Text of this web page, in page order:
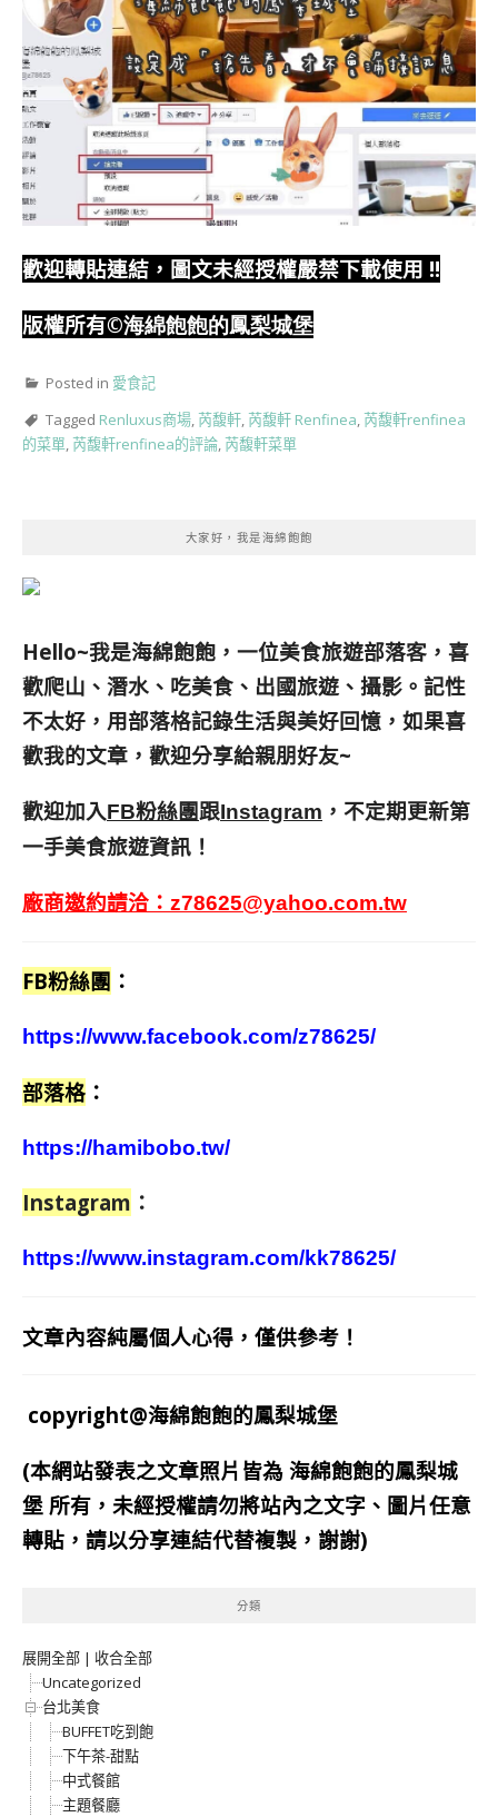
歡迎轉貼連結，圖文未經授權嚴禁下載使用 !!
版權所有©海綿飽飽的鳳梨城堡
Posted in 愛食記
Tagged Renluxus商場,芮馥軒,芮馥軒 Renfinea,芮馥軒renfinea
的菜單,芮馥軒renfinea的評論,芮馥軒菜單
大家好，我是海綿飽飽
Hello~我是海綿飽飽，一位美食旅遊部落客， 喜
歡爬山、潛水、吃美食、出國旅遊、攝影。 記性
不太好，用部落格記錄生活與美好回憶， 如果喜
歡我的文章，歡迎分享給親朋好友~
歡迎加入FB粉絲團跟Instagram ，不定期更新第
一手美食旅遊資訊！
廠商邀約請洽： z78625@yahoo.com.tw
FB粉絲團 ：
https://www.facebook.com/z78625/
部落格 ：
https://hamibobo.tw/
Instagram ：
https://www.instagram.com/kk78625/
文章內容純屬個人心得，僅供參考！
copyright@海綿飽飽的鳳梨城堡
(本網站發表之文章照片皆為 海綿飽飽的鳳梨城
堡 所有，未經授權請勿將站內之文字、圖片任意
轉貼，請以分享連結代替複製，謝謝)
分類
展開全部 | 收合全部
Uncategorized
台北美食
BUFFET吃到飽
下午茶-甜點
中式餐館
主題餐廳